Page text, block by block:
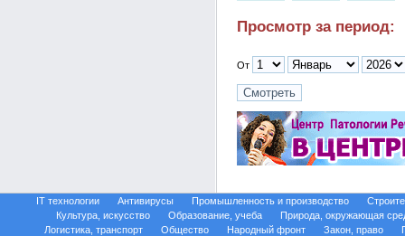
Просмотр за период:
От
IT технологии Антивирусы Промышленность и производство
Культура, искусство
Образование, учеба
Природа, окружающая
Логистика, транспорт
Общество Народный фронт Закон, право